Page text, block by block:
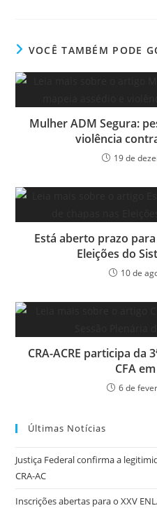
e
b
o
er e
dI
s
A
p
VOCÊ TAMBÉM PODE
Mulher ADM Segura:
violência
19 de
Está aberto prazo
Eleições do
10 de
CRA-ACRE participa da
CFA
6 de
Últimas Notícias
Justiça Federal confirma a
CRA-AC
Inscrições abertas para o XXV